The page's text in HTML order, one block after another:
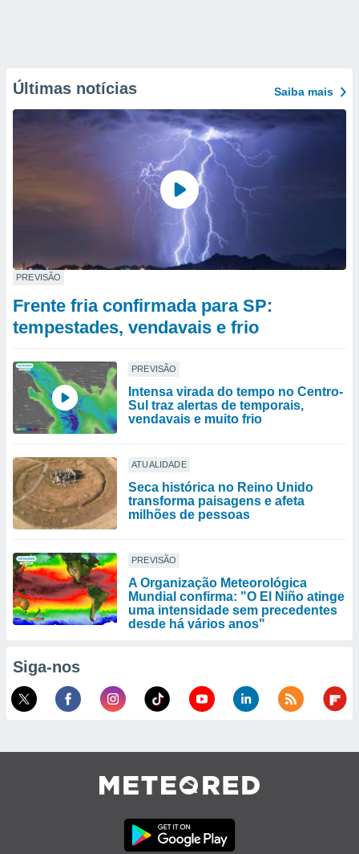
Últimas notícias Saiba mais
PREVISÃO
Frente fria confirmada para SP:
tempestades, vendavais e frio
PREVISÃO
Intensa virada do tempo no Centro-
Sul traz alertas de temporais,
vendavais e muito frio
ATUALIDADE
Seca histórica no Reino Unido
transforma paisagens e afeta
milhões de pessoas
PREVISÃO
A Organização Meteorológica
Mundial confirma: "O El Niño atinge
uma intensidade sem precedentes
desde há vários anos"
Siga-nos